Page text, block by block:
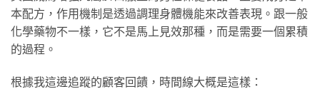
本配方，作用機制是透過調理身體機能來改善表現。跟一般
化學藥物不一樣，它不是馬上見效那種，而是需要一個累積
的過程。
根據我這邊追蹤的顧客回饋，時間線大概是這樣：